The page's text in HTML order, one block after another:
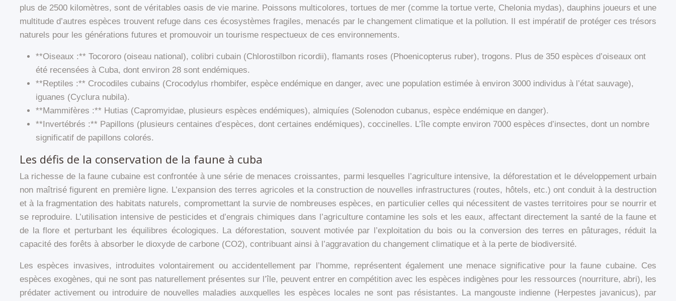
plus de 2500 kilomètres, sont de véritables oasis de vie marine. Poissons multicolores, tortues de mer (comme la tortue verte, Chelonia mydas), dauphins joueurs et une
multitude d’autres espèces trouvent refuge dans ces écosystèmes fragiles, menacés par le changement climatique et la pollution. Il est impératif de protéger ces trésors
naturels pour les générations futures et promouvoir un tourisme respectueux de ces environnements.
**Oiseaux :** Tocororo (oiseau national), colibri cubain (Chlorostilbon ricordii), flamants roses (Phoenicopterus ruber), trogons. Plus de 350 espèces d’oiseaux ont
été recensées à Cuba, dont environ 28 sont endémiques.
**Reptiles :** Crocodiles cubains (Crocodylus rhombifer, espèce endémique en danger, avec une population estimée à environ 3000 individus à l’état sauvage),
iguanes (Cyclura nubila).
**Mammifères :** Hutias (Capromyidae, plusieurs espèces endémiques), almiquíes (Solenodon cubanus, espèce endémique en danger).
**Invertébrés :** Papillons (plusieurs centaines d’espèces, dont certaines endémiques), coccinelles. L’île compte environ 7000 espèces d’insectes, dont un nombre
significatif de papillons colorés.
Les défis de la conservation de la faune à cuba
La richesse de la faune cubaine est confrontée à une série de menaces croissantes, parmi lesquelles l’agriculture intensive, la déforestation et le développement urbain
non maîtrisé figurent en première ligne. L’expansion des terres agricoles et la construction de nouvelles infrastructures (routes, hôtels, etc.) ont conduit à la destruction
et à la fragmentation des habitats naturels, compromettant la survie de nombreuses espèces, en particulier celles qui nécessitent de vastes territoires pour se nourrir et
se reproduire. L’utilisation intensive de pesticides et d’engrais chimiques dans l’agriculture contamine les sols et les eaux, affectant directement la santé de la faune et
de la flore et perturbant les équilibres écologiques. La déforestation, souvent motivée par l’exploitation du bois ou la conversion des terres en pâturages, réduit la
capacité des forêts à absorber le dioxyde de carbone (CO2), contribuant ainsi à l’aggravation du changement climatique et à la perte de biodiversité.
Les espèces invasives, introduites volontairement ou accidentellement par l’homme, représentent également une menace significative pour la faune cubaine. Ces
espèces exogènes, qui ne sont pas naturellement présentes sur l’île, peuvent entrer en compétition avec les espèces indigènes pour les ressources (nourriture, abri), les
prédater activement ou introduire de nouvelles maladies auxquelles les espèces locales ne sont pas résistantes. La mangouste indienne (Herpestes javanicus), par